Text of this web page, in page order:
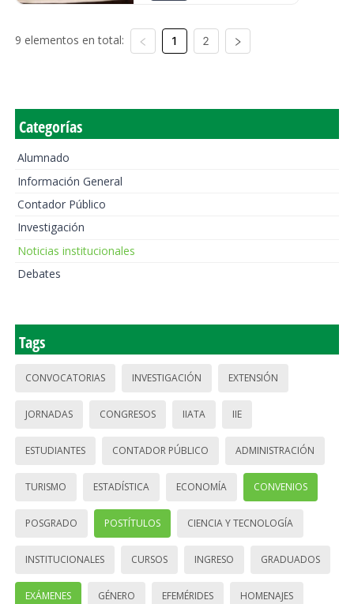
9 elementos en total: 1 2
Categorías
Alumnado
Información General
Contador Público
Investigación
Noticias institucionales
Debates
Tags
CONVOCATORIAS INVESTIGACIÓN EXTENSIÓN
JORNADAS CONGRESOS IIATA IIE
ESTUDIANTES CONTADOR PÚBLICO ADMINISTRACIÓN
TURISMO ESTADÍSTICA ECONOMÍA CONVENIOS
POSGRADO POSTÍTULOS CIENCIA Y TECNOLOGÍA
INSTITUCIONALES CURSOS INGRESO GRADUADOS
EXÁMENES GÉNERO EFEMÉRIDES HOMENAJES